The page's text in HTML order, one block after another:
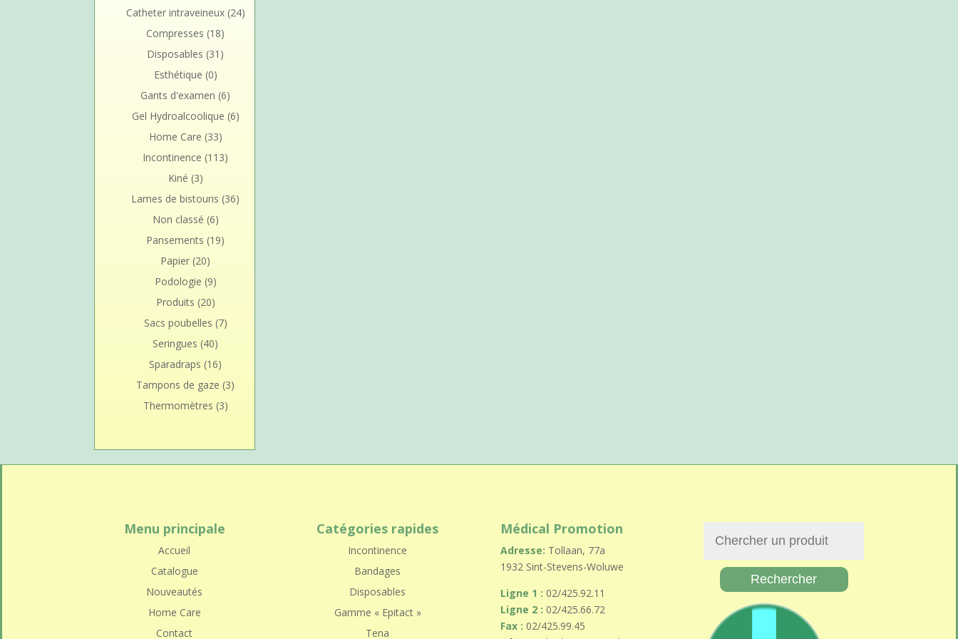
Catheter intraveineux (24)
Compresses (18)
Disposables (31)
Esthétique (0)
Gants d'examen (6)
Gel Hydroalcoolique (6)
Home Care (33)
Incontinence (113)
Kiné (3)
Lames de bistouris (36)
Non classé (6)
Pansements (19)
Papier (20)
Podologie (9)
Produits (20)
Sacs poubelles (7)
Seringues (40)
Sparadraps (16)
Tampons de gaze (3)
Thermomètres (3)
Menu principale
Accueil
Catalogue
Nouveautés
Home Care
Contact
Catégories rapides
Incontinence
Bandages
Disposables
Gamme « Epitact »
Tena
Médical Promotion
Adresse: Tollaan, 77a
1932 Sint-Stevens-Woluwe
Ligne 1 : 02/425.92.11
Ligne 2 : 02/425.66.72
Fax : 02/425.99.45